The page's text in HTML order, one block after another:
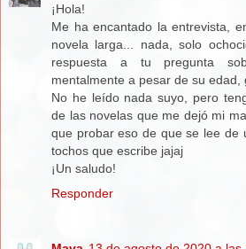
¡Hola!
Me ha encantado la entrevista,
novela larga... nada, solo
respuesta a tu pregunta
mentalmente a pesar de su edad,
No he leído nada suyo, pero
de las novelas que me dejó mi
que probar eso de que se lee de
tochos que escribe jajaj
¡Un saludo!
Responder